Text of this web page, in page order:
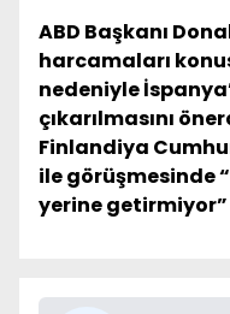
ABD Başkanı
harcamaları
nedeniyle
çıkarılmasını
Finlandiya
ile görüşmesinde
yerine